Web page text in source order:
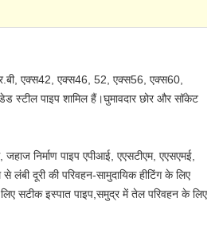
एक्स42, एक्स46, 52, एक्स56, एक्स60,
स्टील पाइप शामिल हैं।घुमावदार छोर और सॉकेट
निर्माण पाइप एपीआई, एएसटीएम, एएसएमई,
दूरी की परिवहन-सामुदायिक हीटिंग के लिए
सटीक इस्पात पाइप,समुद्र में तेल परिवहन के लिए